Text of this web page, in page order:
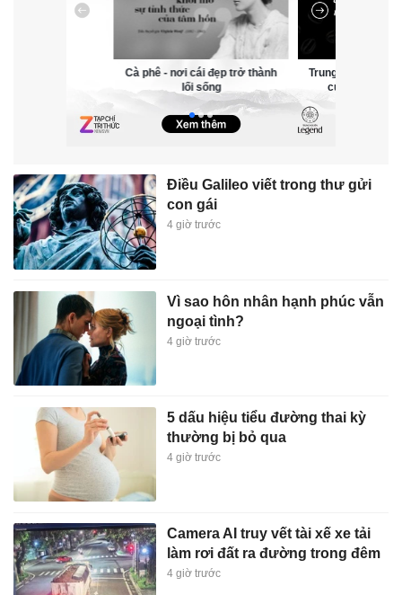
Trung Nguyên Legend - cà phê
của ngoại giao văn hóa
‘Hiểu hết về tiền’:
tiền vận hành
Điều Galileo viết trong thư gửi
con gái
4 giờ trước
Vì sao hôn nhân hạnh phúc vẫn
ngoại tình?
4 giờ trước
5 dấu hiệu tiểu đường thai kỳ
thường bị bỏ qua
4 giờ trước
Camera AI truy vết tài xế xe tải
làm rơi đất ra đường trong đêm
4 giờ trước